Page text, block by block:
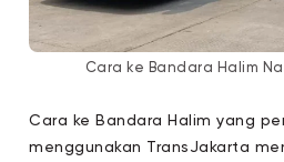
Cara ke Bandara Halim
Cara ke Bandara Halim yang
menggunakan TransJakarta